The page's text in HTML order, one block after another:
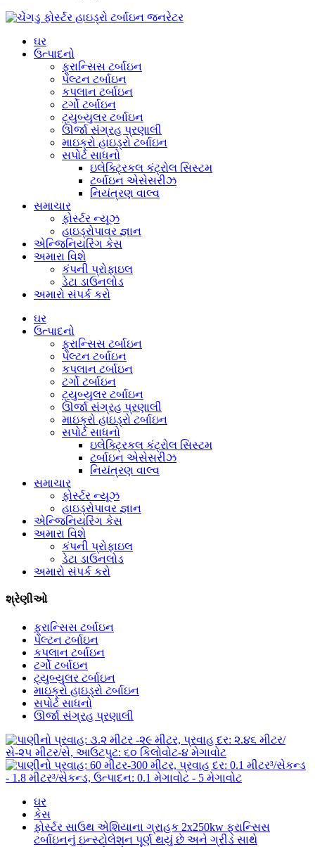
ઘર
ઉત્પાદનો
ફ્રાન્સિસ ટર્બાઇન
પેલ્ટન ટર્બાઇન
કપલાન ટર્બાઇન
ટર્ગો ટર્બાઇન
ટ્યુબ્યુલર ટર્બાઇન
ઊર્જા સંગ્રહ પ્રણાલી
માઇક્રો હાઇડ્રો ટર્બાઇન
સપોર્ટ સાધનો
ઇલેક્ટ્રિકલ કંટ્રોલ સિસ્ટમ
ટર્બાઇન એસેસરીઝ
નિયંત્રણ વાલ્વ
સમાચાર
ફોર્સ્ટર ન્યૂઝ
હાઇડ્રોપાવર જ્ઞાન
એન્જિનિયરિંગ કેસ
અમારા વિશે
કંપની પ્રોફાઇલ
ડેટા ડાઉનલોડ
અમારો સંપર્ક કરો
ઘર
ઉત્પાદનો
ફ્રાન્સિસ ટર્બાઇન
પેલ્ટન ટર્બાઇન
કપલાન ટર્બાઇન
ટર્ગો ટર્બાઇન
ટ્યુબ્યુલર ટર્બાઇન
ઊર્જા સંગ્રહ પ્રણાલી
માઇક્રો હાઇડ્રો ટર્બાઇન
સપોર્ટ સાધનો
ઇલેક્ટ્રિકલ કંટ્રોલ સિસ્ટમ
ટર્બાઇન એસેસરીઝ
નિયંત્રણ વાલ્વ
સમાચાર
ફોર્સ્ટર ન્યૂઝ
હાઇડ્રોપાવર જ્ઞાન
એન્જિનિયરિંગ કેસ
અમારા વિશે
કંપની પ્રોફાઇલ
ડેટા ડાઉનલોડ
અમારો સંપર્ક કરો
શ્રેણીઓ
ફ્રાન્સિસ ટર્બાઇન
પેલ્ટન ટર્બાઇન
કપલાન ટર્બાઇન
ટર્ગો ટર્બાઇન
ટ્યુબ્યુલર ટર્બાઇન
માઇક્રો હાઇડ્રો ટર્બાઇન
સપોર્ટ સાધનો
ઊર્જા સંગ્રહ પ્રણાલી
ઘર
કેસ
ફોર્સ્ટર સાઉથ એશિયાના ગ્રાહક 2x250kw ફ્રાન્સિસ
ટર્બાઇનનું ઇન્સ્ટોલેશન પૂર્ણ થયું છે અને ગ્રીડ સાથે